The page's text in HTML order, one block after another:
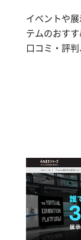
イベントや
テムのおす
口コミ・評